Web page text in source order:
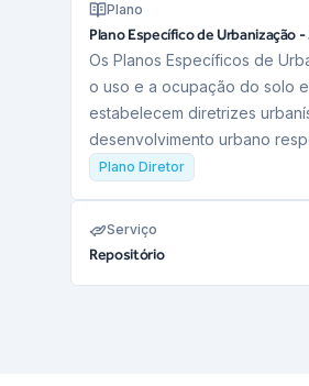
Plano
Plano Específico de Urbanização
Os Planos Específicos de
o uso e a ocupação do solo
estabelecem diretrizes
desenvolvimento urbano
Plano Diretor
Serviço
Repositório